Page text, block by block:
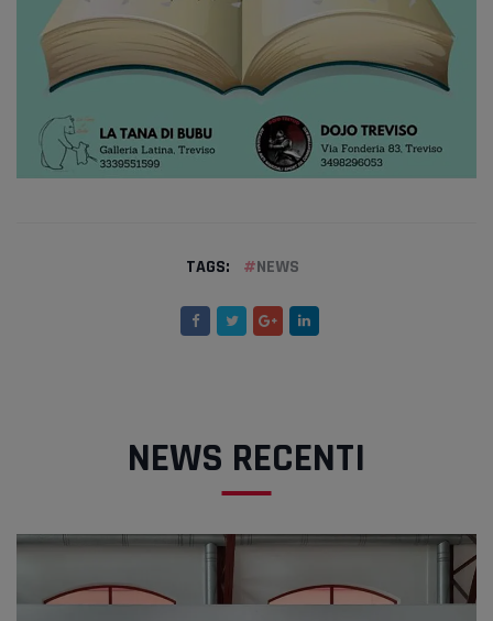
TAGS: NEWS
NEWS RECENTI